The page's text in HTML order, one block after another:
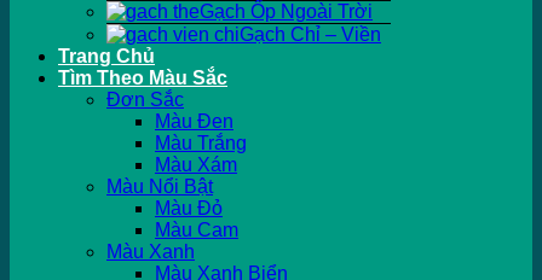
Gạch Ốp Ngoài Trời
Gạch Chỉ – Viền
Trang Chủ
Tìm Theo Màu Sắc
Đơn Sắc
Màu Đen
Màu Trắng
Màu Xám
Màu Nổi Bật
Màu Đỏ
Màu Cam
Màu Xanh
Màu Xanh Biển